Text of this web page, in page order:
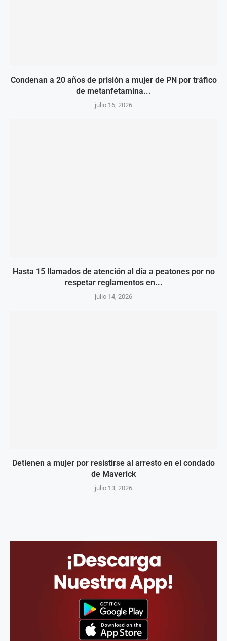
Condenan a 20 años de prisión a mujer de PN por tráfico
de metanfetamina...
julio 16, 2026
Hasta 15 llamados de atención al día a peatones por no
respetar reglamentos en...
julio 14, 2026
Detienen a mujer por resistirse al arresto en el condado
de Maverick
julio 13, 2026